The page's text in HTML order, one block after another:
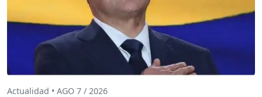
Actualidad • AGO 7 / 2026